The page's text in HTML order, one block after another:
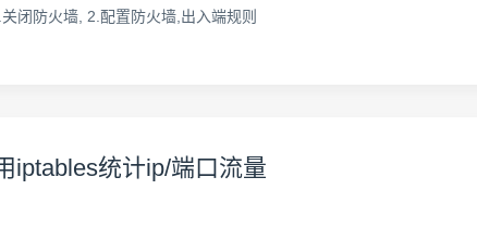
闭防火墙, 2.配置防火墙,出入端规则
iptables统计ip/端口流量